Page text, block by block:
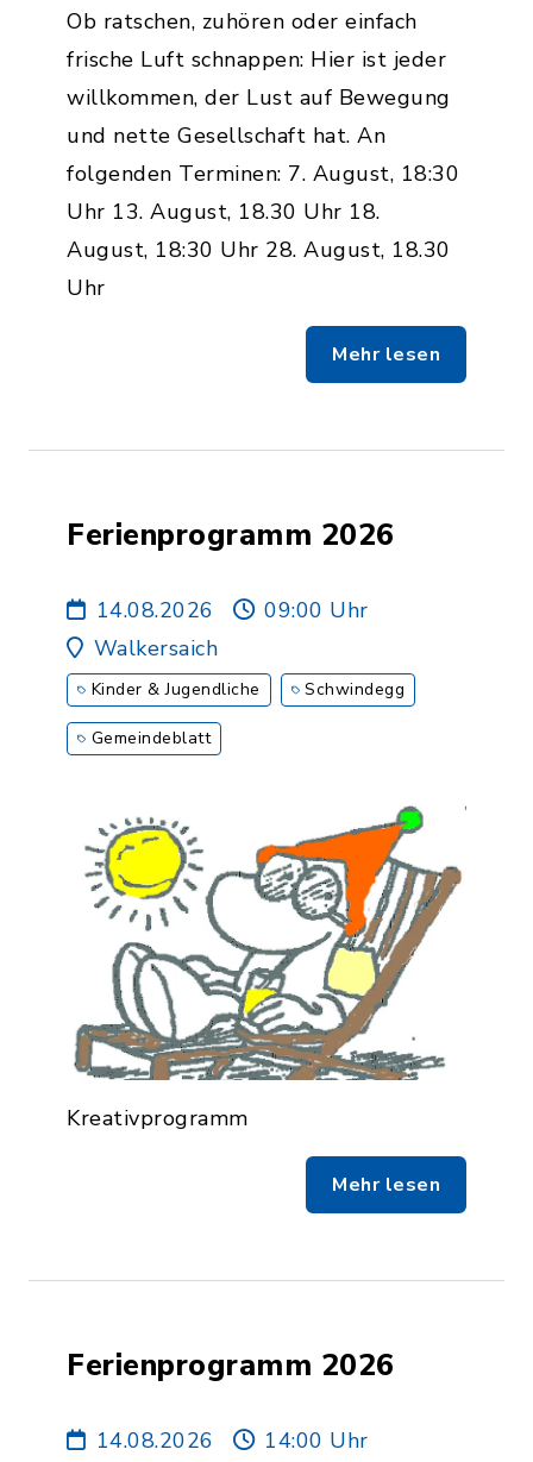
Ob ratschen, zuhören oder einfach
frische Luft schnappen: Hier ist jeder
willkommen, der Lust auf Bewegung
und nette Gesellschaft hat. An
folgenden Terminen: 7. August, 18:30
Uhr 13. August, 18.30 Uhr 18.
August, 18:30 Uhr 28. August, 18.30
Uhr
Mehr lesen
Ferienprogramm 2026
14.08.2026
09:00 Uhr
Walkersaich
Kinder & Jugendliche Schwindegg
Gemeindeblatt
Kreativprogramm
Mehr lesen
Ferienprogramm 2026
14.08.2026
14:00 Uhr